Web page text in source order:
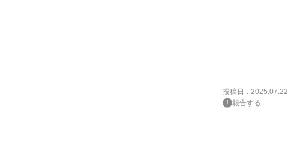
投稿日 : 2025.07.22
報告する